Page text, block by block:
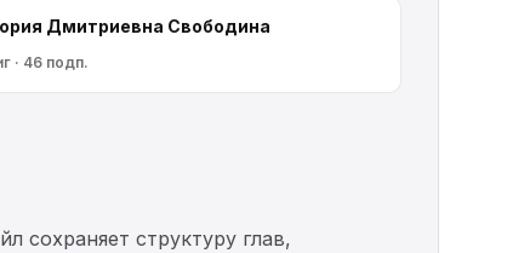
Дмитриевна Свободина
· 46 подп.
сохраняет структуру глав,